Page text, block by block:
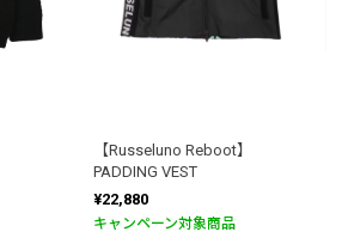
【Russeluno Reboot】
PADDING VEST
¥22,880
キャンペーン対象商品